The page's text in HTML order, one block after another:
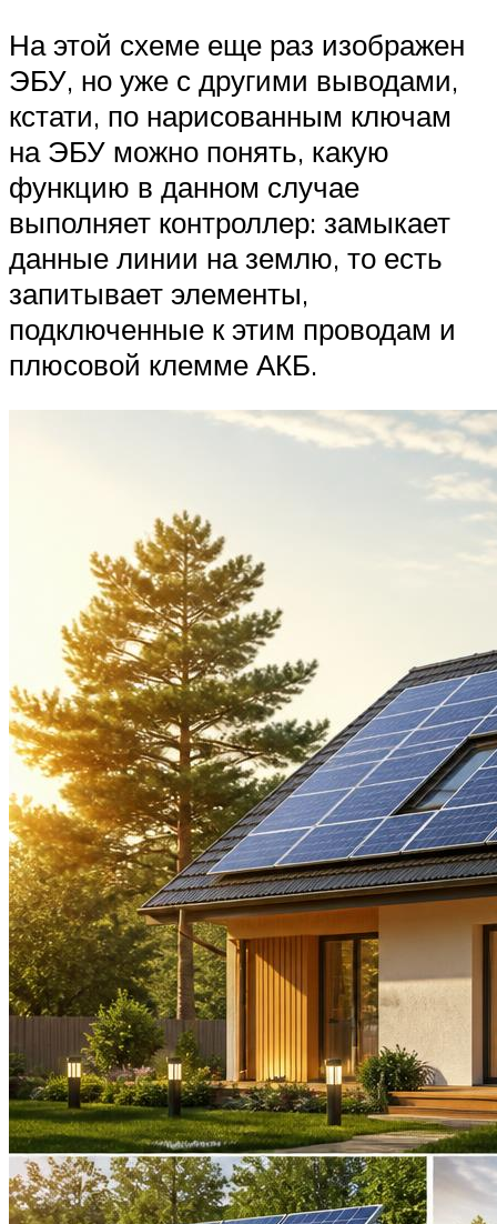
На этой схеме еще раз изображен
ЭБУ, но уже с другими выводами,
кстати, по нарисованным ключам
на ЭБУ можно понять, какую
функцию в данном случае
выполняет контроллер: замыкает
данные линии на землю, то есть
запитывает элементы,
подключенные к этим проводам и
плюсовой клемме АКБ.